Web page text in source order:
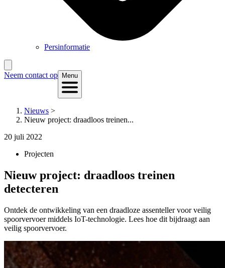
Persinformatie
Neem contact op Menu
Nieuws >
Nieuw project: draadloos treinen...
20 juli 2022
Projecten
Nieuw project: draadloos treinen
detecteren
Ontdek de ontwikkeling van een draadloze assenteller voor veilig
spoorvervoer middels IoT-technologie. Lees hoe dit bijdraagt aan
veilig spoorvervoer.